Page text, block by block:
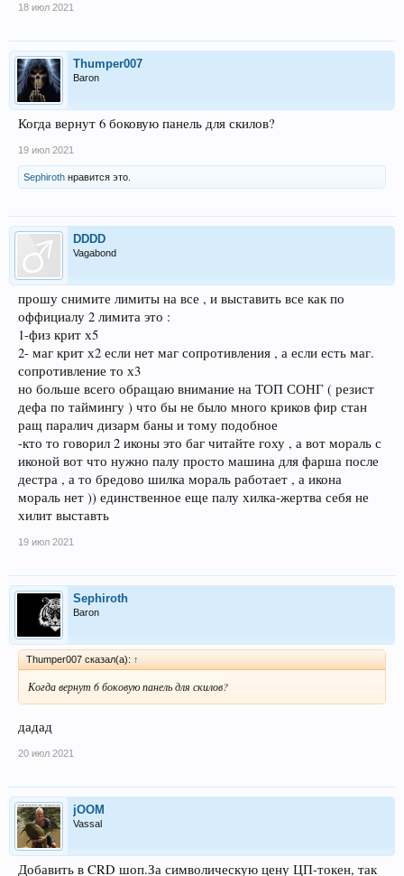
18 июл 2021
Thumper007
Baron
Когда вернут 6 боковую панель для скилов?
19 июл 2021
Sephiroth нравится это.
DDDD
Vagabond
прошу снимите лимиты на все , и выставить все как по
оффициалу 2 лимита это :
1-физ крит х5
2- маг крит х2 если нет маг сопротивления , а если есть маг.
сопротивление то х3
но больше всего обращаю внимание на ТОП СОНГ ( резист
дефа по таймингу ) что бы не было много криков фир стан
ращ паралич дизарм баны и тому подобное
-кто то говорил 2 иконы это баг читайте гоху , а вот мораль с
иконой вот что нужно палу просто машина для фарша после
дестра , а то бредово шилка мораль работает , а икона
мораль нет )) единственное еще палу хилка-жертва себя не
хилит выставть
19 июл 2021
Sephiroth
Baron
Thumper007 сказал(а): ↑
Когда вернут 6 боковую панель для скилов?
дадад
20 июл 2021
jOOM
Vassal
Добавить в CRD шоп.За символическую цену ЦП-токен, так